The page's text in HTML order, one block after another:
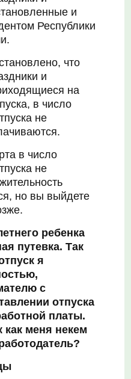
и
Республики
что
и
на
в число
не
в число
не
но вы выйдете
ребенка
путевка. Так
я
с
отпуска
платы.
как меня некем